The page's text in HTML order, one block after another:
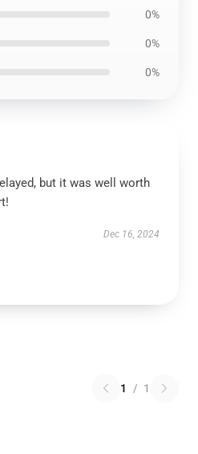
0%
0%
0%
but it was well worth
Dec 16, 2024
1 / 1